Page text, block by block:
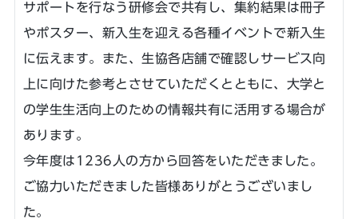
サポートを行なう研修会で共有し、集約結果は冊子
やポスター、新入生を迎える各種イベントで新入生
に伝えます。また、生協各店舗で確認しサービス向
上に向けた参考とさせていただくとともに、大学と
の学生生活向上のための情報共有に活用する場合が
あります。
今年度は1236人の方から回答をいただきました。
ご協力いただきました皆様ありがとうございまし
た。